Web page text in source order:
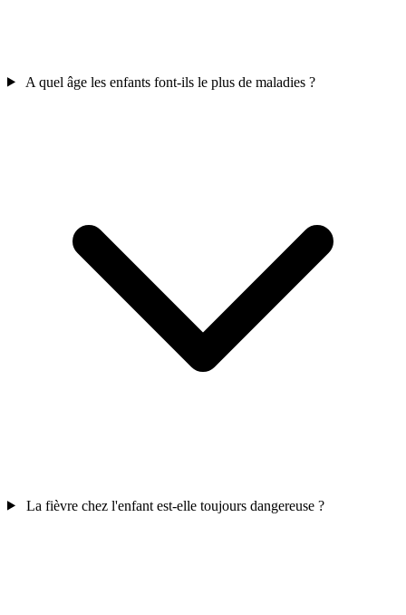
A quel âge les enfants font-ils le plus de maladies ?
La fièvre chez l'enfant est-elle toujours dangereuse ?